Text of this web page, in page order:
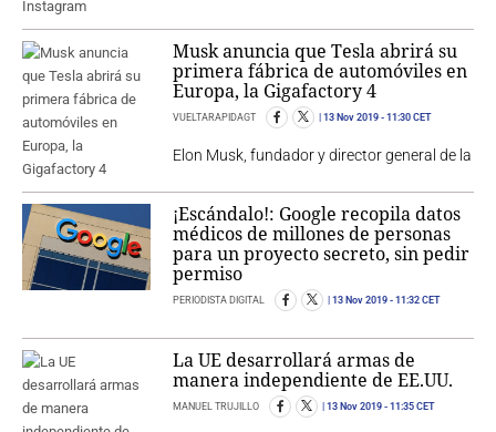
Musk anuncia que Tesla abrirá su
primera fábrica de automóviles en
Europa, la Gigafactory 4
VUELTARAPIDAGT 13 Nov 2019 - 11:30 CET
Elon Musk, fundador y director general de la
¡Escándalo!: Google recopila datos
médicos de millones de personas
para un proyecto secreto, sin pedir
permiso
PERIODISTA DIGITAL 13 Nov 2019 - 11:32 CET
La UE desarrollará armas de
manera independiente de EE.UU.
MANUEL TRUJILLO 13 Nov 2019 - 11:35 CET